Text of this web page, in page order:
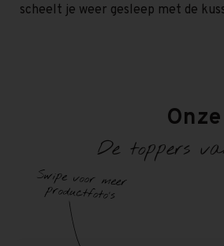
scheelt je weer gesleep met de
De toppers